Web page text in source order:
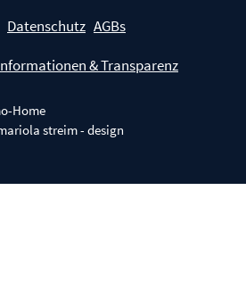
Home
streim - design
Datenschutz AGBs
& Transparenz